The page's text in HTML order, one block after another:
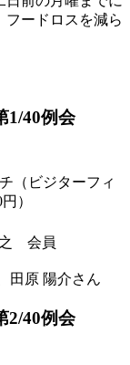
フードロスを減ら
1/40例会
（ビジターフィ
）
会員
原 陽介さん
2/40例会